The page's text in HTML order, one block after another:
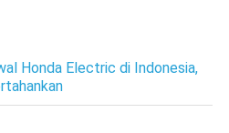
Honda Electric di Indonesia,